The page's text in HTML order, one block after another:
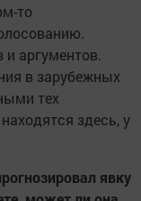
то
и аргументов.
в зарубежных
тех
здесь, у
явку